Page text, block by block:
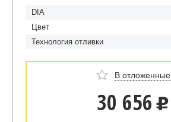
DIA
Цвет
Технология отливки
В отложенные
30 656 u